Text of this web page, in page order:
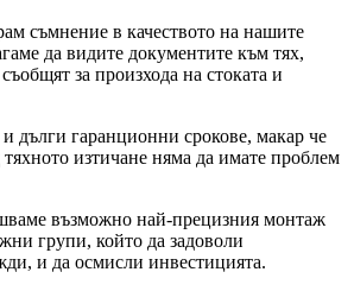
съмнение в качеството на нашите
да видите документите към тях,
за произхода на стоката и
дълги гаранционни срокове, макар че
изтичане няма да имате проблем
възможно най-прецизния монтаж
групи, който да задоволи
и да осмисли инвестицията.